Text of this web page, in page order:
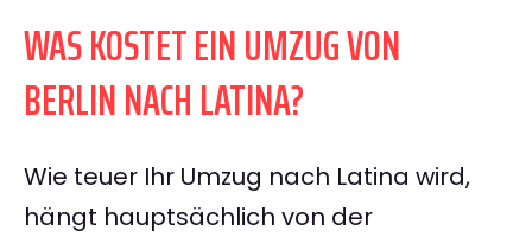
WAS KOSTET EIN UMZUG VON
BERLIN NACH LATINA?
Wie teuer Ihr Umzug nach Latina wird,
hängt hauptsächlich von der